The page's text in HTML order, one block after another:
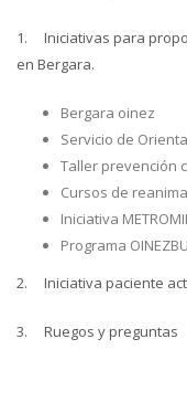
1. Iniciativas para
en Bergara.
Bergara oinez
Servicio de
Taller prevención
Cursos de
Iniciativa
Programa
2. Iniciativa paciente
3. Ruegos y preguntas